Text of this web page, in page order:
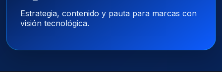
Estrategia, contenido y pauta para marcas con
visión tecnológica.